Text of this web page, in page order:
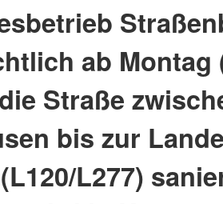
ab Montag
Straße
bis zur
L277)